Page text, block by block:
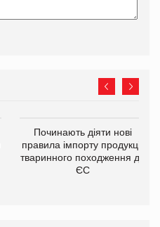
Починають діяти нові
правила імпорту продукції
тваринного походження до
ЄС